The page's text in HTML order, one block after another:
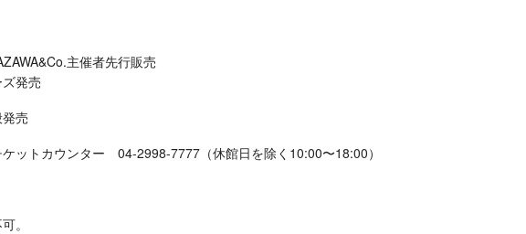
主催者先行販売
発売
売
ットカウンター 04-2998-7777（休館日を除く10:00〜18:00）
。